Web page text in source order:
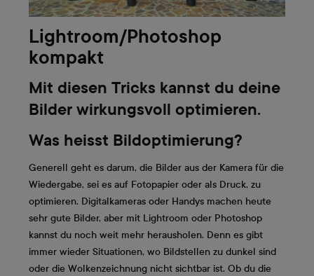
Lightroom/Photoshop
kompakt
Mit diesen Tricks kannst du deine
Bilder wirkungsvoll optimieren.
Was heisst Bildoptimierung?
Generell geht es darum, die Bilder aus der Kamera für die
Wiedergabe, sei es auf Fotopapier oder als Druck, zu
optimieren. Digitalkameras oder Handys machen heute
sehr gute Bilder, aber mit Lightroom oder Photoshop
kannst du noch weit mehr herausholen. Denn es gibt
immer wieder Situationen, wo Bildstellen zu dunkel sind
oder die Wolkenzeichnung nicht sichtbar ist. Ob du die